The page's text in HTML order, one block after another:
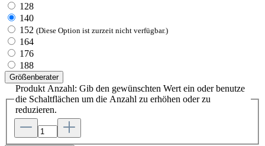
128
140
152 (Diese Option ist zurzeit nicht verfügbar.)
164
176
188
Größenberater
Produkt Anzahl: Gib den gewünschten Wert ein oder benutze
die Schaltflächen um die Anzahl zu erhöhen oder zu
reduzieren.